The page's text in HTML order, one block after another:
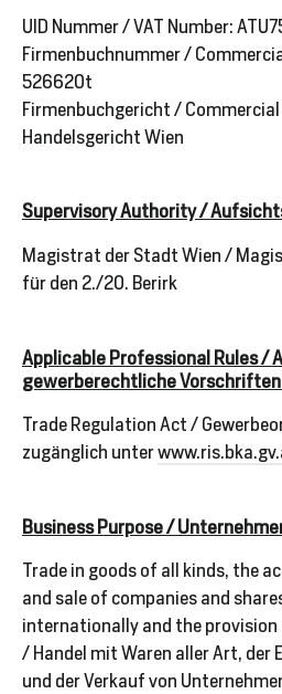
Explore
Login
UID Nummer / VAT Number:
Firmenbuchnummer /
526620t
Firmenbuchgericht /
Handelsgericht Wien
Supervisory Authority /
Magistrat der Stadt Wien /
für den 2./20. Berirk
Applicable Professional Rules /
gewerberechtliche
Trade Regulation Act /
zugänglich unter
Business Purpose /
Trade in goods of all kinds, the
and sale of companies and
internationally and the
/ Handel mit Waren aller Art, der
und der Verkauf von